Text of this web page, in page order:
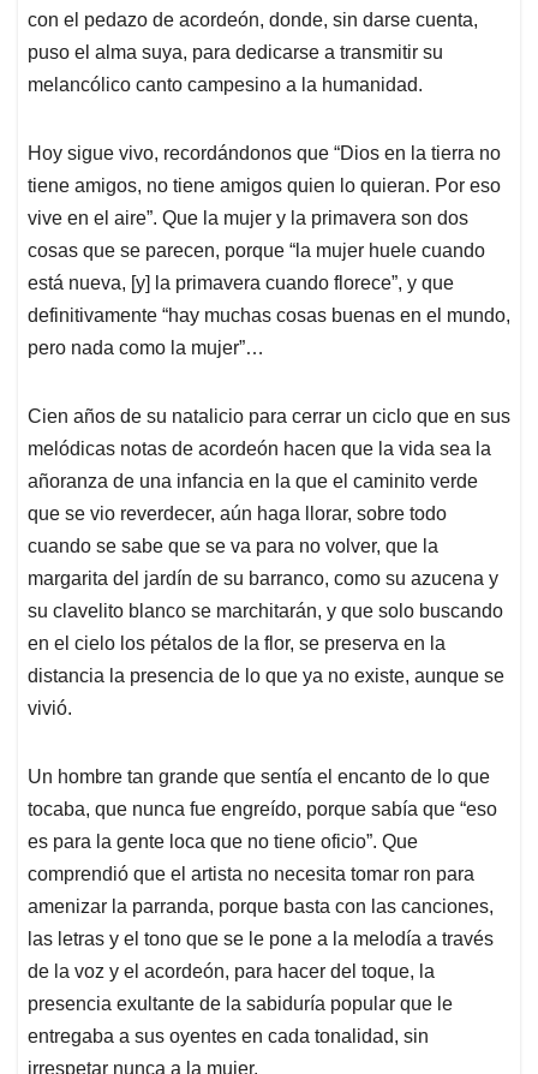
con el pedazo de acordeón, donde, sin darse cuenta,
puso el alma suya, para dedicarse a transmitir su
melancólico canto campesino a la humanidad.
Hoy sigue vivo, recordándonos que “Dios en la tierra no
tiene amigos, no tiene amigos quien lo quieran. Por eso
vive en el aire”. Que la mujer y la primavera son dos
cosas que se parecen, porque “la mujer huele cuando
está nueva, [y] la primavera cuando florece”, y que
definitivamente “hay muchas cosas buenas en el mundo,
pero nada como la mujer”…
Cien años de su natalicio para cerrar un ciclo que en sus
melódicas notas de acordeón hacen que la vida sea la
añoranza de una infancia en la que el caminito verde
que se vio reverdecer, aún haga llorar, sobre todo
cuando se sabe que se va para no volver, que la
margarita del jardín de su barranco, como su azucena y
su clavelito blanco se marchitarán, y que solo buscando
en el cielo los pétalos de la flor, se preserva en la
distancia la presencia de lo que ya no existe, aunque se
vivió.
Un hombre tan grande que sentía el encanto de lo que
tocaba, que nunca fue engreído, porque sabía que “eso
es para la gente loca que no tiene oficio”. Que
comprendió que el artista no necesita tomar ron para
amenizar la parranda, porque basta con las canciones,
las letras y el tono que se le pone a la melodía a través
de la voz y el acordeón, para hacer del toque, la
presencia exultante de la sabiduría popular que le
entregaba a sus oyentes en cada tonalidad, sin
irrespetar nunca a la mujer.